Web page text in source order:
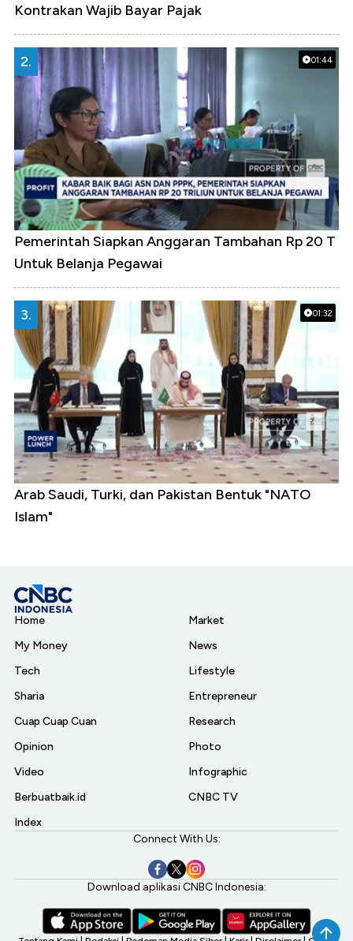
Kontrakan Wajib Bayar Pajak
01:44
2.
Pemerintah Siapkan Anggaran Tambahan Rp 20 T
Untuk Belanja Pegawai
01:32
3.
Arab Saudi, Turki, dan Pakistan Bentuk "NATO
Islam"
Home
My Money
Tech
Sharia
Cuap Cuap Cuan
Opinion
Video
Berbuatbaik.id
Index
Market
News
Lifestyle
Entrepreneur
Research
Photo
Infographic
CNBC TV
Connect With Us:
Download aplikasi CNBC Indonesia: